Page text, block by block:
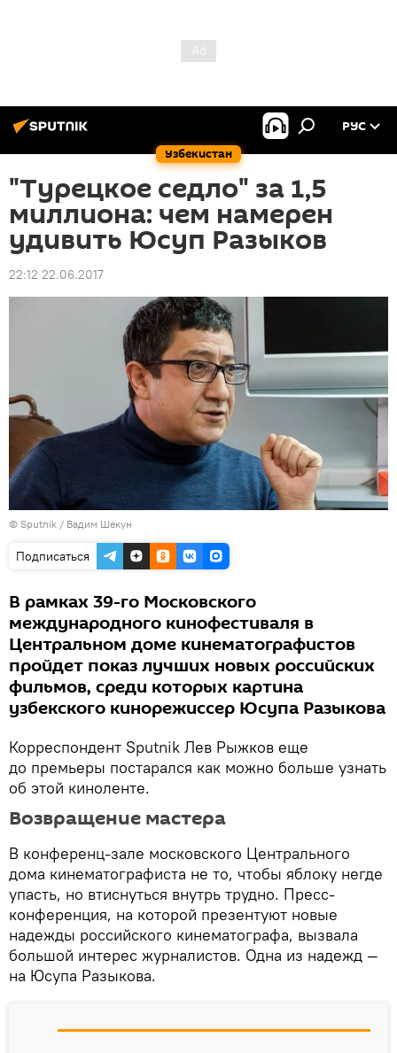
Узбекистан
РУС
"Турецкое седло" за 1,5
миллиона: чем намерен
удивить Юсуп Разыков
22:12 22.06.2017
© Sputnik / Вадим Шекун
Подписаться
В рамках 39-го Московского
международного кинофестиваля в
Центральном доме кинематографистов
пройдет показ лучших новых российских
фильмов, среди которых картина
узбекского кинорежиссер Юсупа Разыкова
Корреспондент Sputnik Лев Рыжков еще
до премьеры постарался как можно больше узнать
об этой киноленте.
Возвращение мастера
В конференц-зале московского Центрального
дома кинематографиста не то, чтобы яблоку негде
упасть, но втиснуться внутрь трудно. Пресс-
конференция, на которой презентуют новые
надежды российского кинематографа, вызвала
большой интерес журналистов. Одна из надежд —
на Юсупа Разыкова.